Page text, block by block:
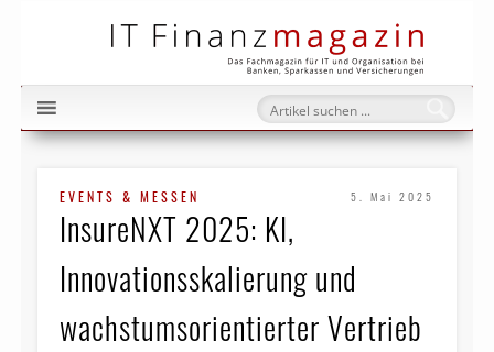
EVENTS & MESSEN 5. Mai 2025
InsureNXT 2025: KI,
Innovationsskalierung und
wachstumsorientierter Vertrieb